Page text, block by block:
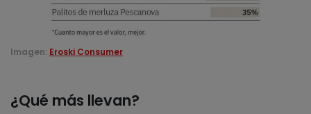
Imagen: Eroski Consumer
¿Qué más llevan?